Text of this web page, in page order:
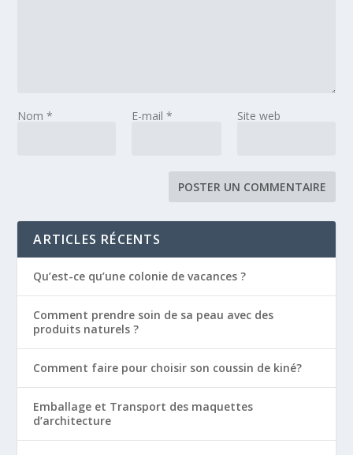
Nom* E-mail * Site web
ARTICLES RÉCENTS
Qu’est-ce qu’une colonie de vacances ?
Comment prendre soin de sa peau avec des
produits naturels ?
Comment faire pour choisir son coussin de kiné?
Emballage et Transport des maquettes
d’architecture